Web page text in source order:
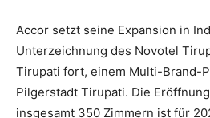
Accor setzt seine Expansion in
Unterzeichnung des Novotel
Tirupati fort, einem Multi-Brand-
Pilgerstadt Tirupati. Die
insgesamt 350 Zimmern ist für